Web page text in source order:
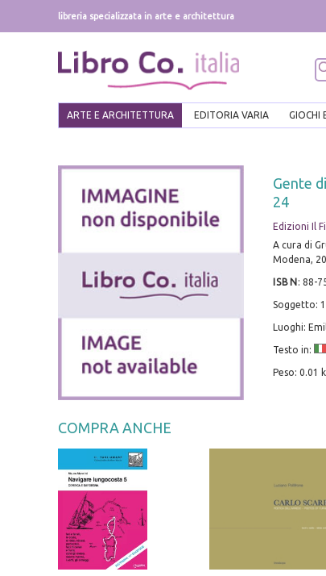
libreria specializzata in arte e architettura
ARTE E ARCHITETTURA EDITORIA VARIA GIOCHI
Gente
24
Edizioni Il
A cura di
Modena,
ISBN : 88-
Soggetto:
Luoghi:
Testo in:
Peso: 0.01
COMPRA ANCHE